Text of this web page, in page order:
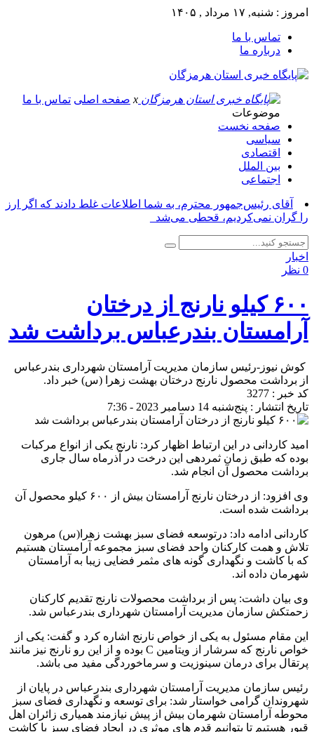
امروز : شنبه, ۱۷ مرداد , ۱۴۰۵
تماس با ما
درباره ما
x صفحه اصلی تماس با ما
موضوعات
صفحه نخست
سیاسی
اقتصادی
بین الملل
اجتماعی
آقای رئیس‌جمهور محترم، به شما اطلاعات غلط دادند که اگر ارز
را گران نمی‌کردیم، قحطی می‌شد_
اخبار
0 نظر
۶٠٠ کیلو نارنج از درختان
آرامستان بندرعباس برداشت شد
کوش نیوز-رئیس سازمان مدیریت آرامستان شهرداری بندرعباس
از برداشت محصول نارنج درختان بهشت زهرا (س) خبر داد.
کد خبر : 3277
تاریخ انتشار : پنج‌شنبه 14 دسامبر 2023 - 7:36
امید کاردانی در این ارتباط اظهار کرد: نارنج یکی از انواع مرکبات
بوده که طبق زمان ثمردهی این درخت در آذرماه سال جاری
برداشت محصول آن انجام شد.
وی افزود: از درختان نارنج آرامستان بیش از ۶٠٠ کیلو محصول آن
برداشت شده است.
کاردانی ادامه داد: درتوسعه فضای سبز بهشت زهرا(س) مرهون
تلاش و همت کارکنان واحد فضای سبز مجموعه آرامستان هستیم
که با کاشت و نگهداری گونه های مثمر فضایی زیبا به آرامستان
شهرمان داده اند.
وی بیان داشت: پس از برداشت محصولات نارنج تقدیم کارکنان
زحمتکش سازمان مدیریت آرامستان شهرداری بندرعباس شد.
این مقام مسئول به یکی از خواص نارنج اشاره کرد و گفت: یکی از
خواص نارنج که سرشار از ویتامین C بوده و از این رو نارنج نیز مانند
پرتقال برای درمان سینوزیت و سرماخوردگی مفید می باشد.
رئیس سازمان مدیریت آرامستان شهرداری بندرعباس در پایان از
شهروندان گرامی خواستار شد: برای توسعه و نگهداری فضای سبز
محوطه آرامستان شهرمان بیش از پیش نیازمند همیاری زائران اهل
قبور هستیم تا بتوانیم قدم های موثری در ایجاد فضای سبز با كاشت